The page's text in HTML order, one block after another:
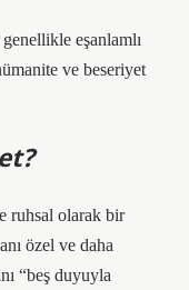
eşanlamlı
ve beseriyet
ruhsal olarak bir
özel ve daha
“beş duyuyla